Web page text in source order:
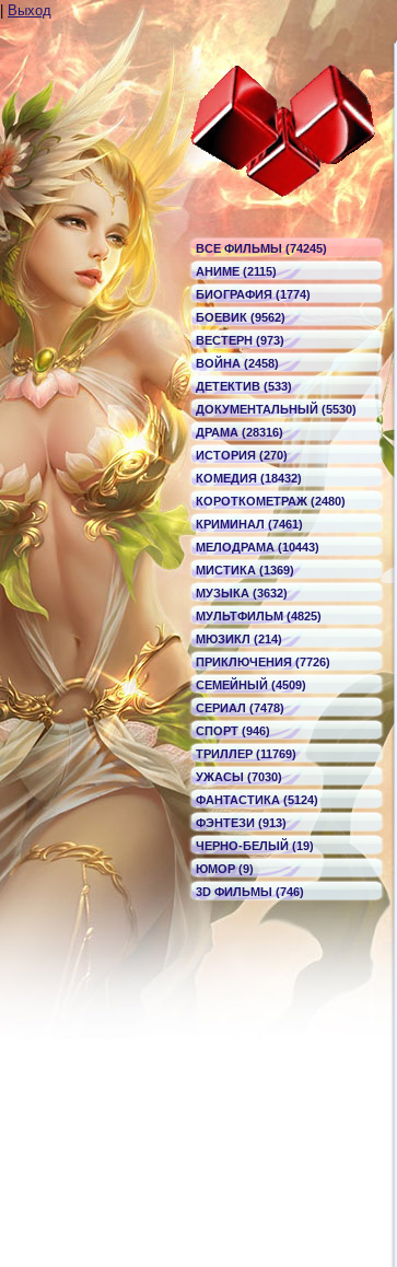
Выход
ВСЕ ФИЛЬМЫ (74245)
АНИМЕ (2115)
БИОГРАФИЯ (1774)
БОЕВИК (9562)
ВЕСТЕРН (973)
ВОЙНА (2458)
ДЕТЕКТИВ (533)
ДОКУМЕНТАЛЬНЫЙ (5530)
ДРАМА (28316)
ИСТОРИЯ (270)
КОМЕДИЯ (18432)
КОРОТКОМЕТРАЖ (2480)
КРИМИНАЛ (7461)
МЕЛОДРАМА (10443)
МИСТИКА (1369)
МУЗЫКА (3632)
МУЛЬТФИЛЬМ (4825)
МЮЗИКЛ (214)
ПРИКЛЮЧЕНИЯ (7726)
СЕМЕЙНЫЙ (4509)
СЕРИАЛ (7478)
СПОРТ (946)
ТРИЛЛЕР (11769)
УЖАСЫ (7030)
ФАНТАСТИКА (5124)
ФЭНТЕЗИ (913)
ЧЕРНО-БЕЛЫЙ (19)
ЮМОР (9)
3D ФИЛЬМЫ (746)